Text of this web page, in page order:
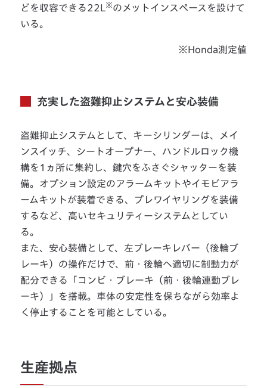
どを収容できる22L ※のメットインスペースを設けて
いる。
※Honda測定値
充実した盗難抑止システムと安心装備
盗難抑止システムとして、キーシリンダーは、メイ
ンスイッチ、シートオープナー、ハンドルロック機
構を1ヵ所に集約し、鍵穴をふさぐシャッターを装
備。オプション設定のアラームキットやイモビアラ
ームキットが装着できる、プレワイヤリングを装備
するなど、高いセキュリティーシステムとしてい
る。
また、安心装備として、左ブレーキレバー（後輪ブ
レーキ）の操作だけで、前・後輪へ適切に制動力が
配分できる「コンビ・ブレーキ（前・後輪連動ブレ
ーキ）」を搭載。車体の安定性を保ちながら効率よ
く停止することを可能としている。
生産拠点